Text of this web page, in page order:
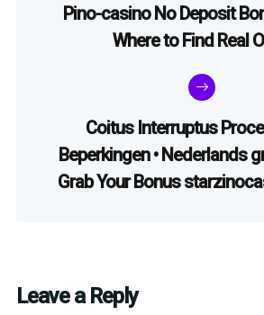
Pino-casino No Deposit
Where to Find Real
Coitus Interruptus
Beperkingen • Nederlands
Grab Your Bonus
Leave a Reply